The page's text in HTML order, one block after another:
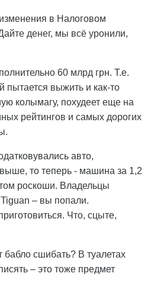
в Налоговом
денег, мы всё уронили,
60 млрд грн. Т.е.
пытается выжить и как-то
колымагу, похудеет еще на
рейтингов и самых дорогих
авто,
то теперь - машина за 1,2
роскоши. Владельцы
– вы попали.
Что, сцыте,
бабло сшибать? В туалетах
– это тоже предмет